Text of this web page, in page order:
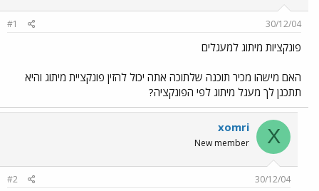
ש
א
ר
30/12/04
#1
פונקציות מיתוג למעגלים
האם מישהו מכיר תוכנה שלתוכה אתה יכול להזין פונקציית מיתוג והיא
תתכנן לך מעגל מיתוג לפי הפונקציה?
X
xomri
New member
30/12/04
#2